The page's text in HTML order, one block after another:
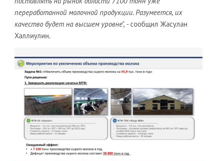
переработанной молочной продукции. Разумеется, их
качество будет на высшем уровне", - сообщил Жасулан
Халлиулин.